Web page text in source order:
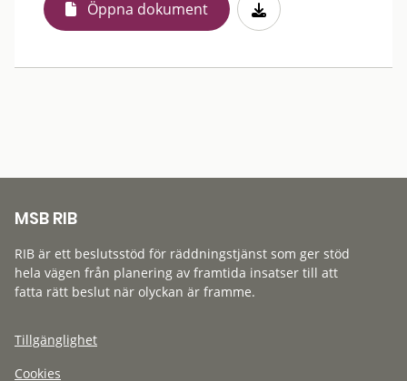
Öppna dokument
MSB RIB
RIB är ett beslutsstöd för räddningstjänst som ger stöd
hela vägen från planering av framtida insatser till att
fatta rätt beslut när olyckan är framme.
Tillgänglighet
Cookies